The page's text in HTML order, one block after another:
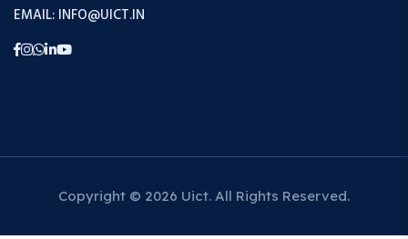
EMAIL: INFO@UICT.IN
Copyright © 2026 Uict. All Rights Reserved.